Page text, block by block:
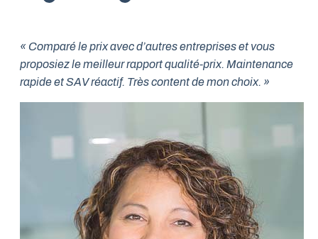
« Comparé le prix avec d’autres entreprises et vous
proposiez le meilleur rapport qualité-prix. Maintenance
rapide et SAV réactif. Très content de mon choix. »